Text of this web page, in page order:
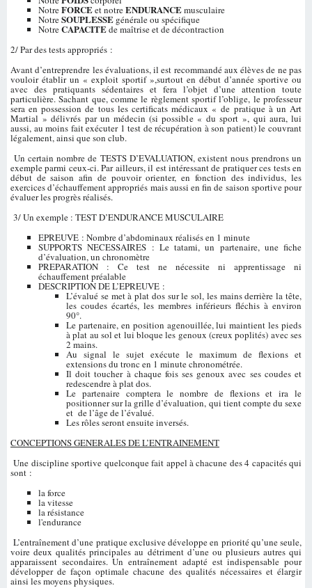
NotreFORCEet notreENDURANCEmusculaire
NotreSOUPLESSE générale ou spécifique
NotreCAPACITEde maîtrise et de décontraction
2/ Par des tests appropriés :
Avant d’entreprendre les évaluations, il est recommandé aux élèves de ne pas
vouloir établir un « exploit sportif »,surtout en début d’année sportive ou
avec des pratiquants sédentaires et fera l’objet d’une attention toute
particulière. Sachant que, comme le règlement sportif l’oblige, le professeur
sera en possession de tous les certificats médicaux « de pratique à un Art
Martial » délivrés par un médecin (si possible « du sport », qui aura, lui
aussi, au moins fait exécuter 1 test de récupération à son patient) le couvrant
légalement, ainsi que son club.
Un certain nombre de TESTS D’EVALUATION, existent nous prendrons un
exemple parmi ceux-ci. Par ailleurs, il est intéressant de pratiquer ces tests en
début de saison afin de pouvoir orienter, en fonction des individus, les
exercices d’échauffement appropriés mais aussi en fin de saison sportive pour
évaluer les progrès réalisés.
3/ Un exemple : TEST D’ENDURANCE MUSCULAIRE
EPREUVE : Nombre d’abdominaux réalisés en 1 minute
SUPPORTS NECESSAIRES : Le tatami, un partenaire, une fiche
d’évaluation, un chronomètre
PREPARATION : Ce test ne nécessite ni apprentissage ni
échauffement préalable
DESCRIPTION DE L’EPREUVE :
L’évalué se met à plat dos sur le sol, les mains derrière la tête,
les coudes écartés, les membres inférieurs fléchis à environ
90°.
Le partenaire, en position agenouillée, lui maintient les pieds
à plat au sol et lui bloque les genoux (creux poplités) avec ses
2 mains.
Au signal le sujet exécute le maximum de flexions et
extensions du tronc en 1 minute chronométrée.
Il doit toucher à chaque fois ses genoux avec ses coudes et
redescendre à plat dos.
Le partenaire comptera le nombre de flexions et ira le
positionner sur la grille d’évaluation, qui tient compte du sexe
et de l’âge de l’évalué.
Les rôles seront ensuite inversés.
CONCEPTIONS GENERALES DE L’ENTRAINEMENT
Une discipline sportive quelconque fait appel à chacune des 4 capacités qui
sont :
la force
la vitesse
la résistance
l'endurance
L’entraînement d’une pratique exclusive développe en priorité qu’une seule,
voire deux qualités principales au détriment d’une ou plusieurs autres qui
apparaissent secondaires. Un entraînement adapté est indispensable pour
développer de façon optimale chacune des qualités nécessaires et élargir
ainsi les moyens physiques.